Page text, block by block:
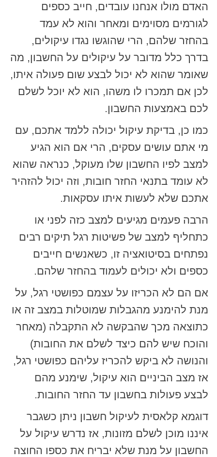
האדם מולו אנחנו עובדים, חייב כספים
לגורמים מסוימים ומאחר והוא לא עמד
בהחזר שלהם, הרי שהוגשו נגדו עיקולים,
בדרך כלל מדובר על עיקולים על החשבון, מה
שאומר שהוא לא יכול לבצע שום פעולה איתו,
לכן אם תמכרו לו משהו, הוא לא יוכל לשלם
לכם באמצעות החשבון.
כמו כן, בדיקת עיקול יכולה ללמד אתכם, עם
מי אתם עושים עסקים, הרי אם הוא הגיע
למצב לפיו החשבון שלו מעוקל, כנראה שהוא
לא עומד בתנאי החזר חובות, וזה יכול להזהיר
אתכם שלא לעשות איתו עסקאות.
הרבה פעמים מגיעים למצב כזה לפני או
כתחליף למצב של פשיטות רגל תיקים רבים
נפתחים בסיטואציה זו, כשאנשים חייבים
כספים ולא יכולים לעמוד בהחזר שלהם.
אם הם לא הכריזו על עצמם כפושטי רגל, על
מנת להימנע מהגבלות שמוטלות במצב זה או
כתוצאה מכך שהבקשה לא התקבלה (מאחר
והוכח שיש להם כיצד לשלם את החובות)
והנושה לא ביקש להכריז עליהם כפושטי רגל,
אז מצב הביניים הוא עיקול, שימנע מהם
לבצע פעולות בחשבון עד החזר החובות.
דוגמא קלאסית לעיקול חשבון ניתן כשגבר
איננו מוכן לשלם מזונות, אז נדרש עיקול על
החשבון על מנת שלא יבריח את כספו החוצה